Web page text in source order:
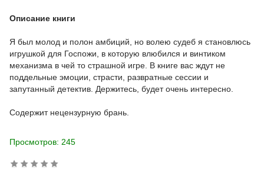
Описание книги
Я был молод и полон амбиций, но волею судеб я становлюсь
игрушкой для Госпожи, в которую влюбился и винтиком
механизма в чей то страшной игре. В книге вас ждут не
поддельные эмоции, страсти, развратные сессии и
запутанный детектив. Держитесь, будет очень интересно.
Содержит нецензурную брань.
Просмотров: 245